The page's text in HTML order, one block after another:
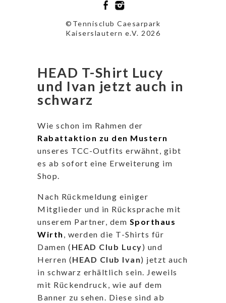
©Tennisclub Caesarpark
Kaiserslautern e.V. 2026
HEAD T-Shirt Lucy
und Ivan jetzt auch in
schwarz
Wie schon im Rahmen der
Rabattaktion zu den Mustern
unseres TCC-Outfits erwähnt, gibt
es ab sofort eine Erweiterung im
Shop.
Nach Rückmeldung einiger
Mitglieder und in Rücksprache mit
unserem Partner, dem Sporthaus
Wirth , werden die T-Shirts für
Damen ( HEAD Club Lucy) und
Herren (HEAD Club Ivan) jetzt auch
in schwarz erhältlich sein. Jeweils
mit Rückendruck, wie auf dem
Banner zu sehen. Diese sind ab